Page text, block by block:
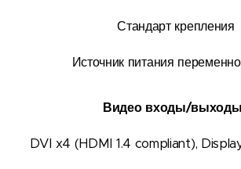
Стандарт крепления
Источник питания
Видео входы/
DVI x4 (HDMI 1.4 compliant),